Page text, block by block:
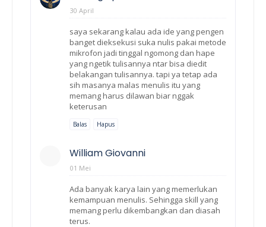
30 April
saya sekarang kalau ada ide yang pengen
banget dieksekusi suka nulis pakai metode
mikrofon jadi tinggal ngomong dan hape
yang ngetik tulisannya ntar bisa diedit
belakangan tulisannya. tapi ya tetap ada
sih masanya malas menulis itu yang
memang harus dilawan biar nggak
keterusan
Balas Hapus
William Giovanni
01 Mei
Ada banyak karya lain yang memerlukan
kemampuan menulis. Sehingga skill yang
memang perlu dikembangkan dan diasah
terus.